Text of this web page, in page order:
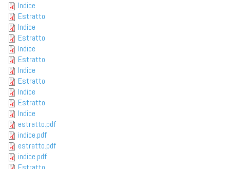
Indice
Estratto
Indice
Estratto
Indice
Estratto
Indice
Estratto
Indice
Estratto
Indice
estratto.pdf
indice.pdf
estratto.pdf
indice.pdf